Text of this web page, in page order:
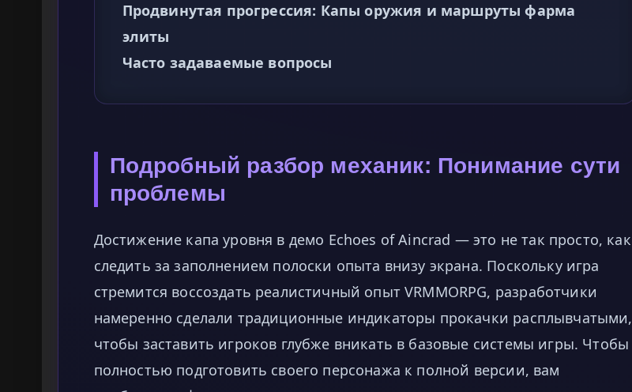
Продвинутая прогрессия: Капы оружия и маршруты фарма
элиты
Часто задаваемые вопросы
Подробный разбор механик: Понимание сути
проблемы
Достижение капа уровня в демо Echoes of Aincrad — это не так просто, как
следить за заполнением полоски опыта внизу экрана. Поскольку игра
стремится воссоздать реалистичный опыт VRMMORPG, разработчики
намеренно сделали традиционные индикаторы прокачки расплывчатыми,
чтобы заставить игроков глубже вникать в базовые системы игры. Чтобы
полностью подготовить своего персонажа к полной версии, вам